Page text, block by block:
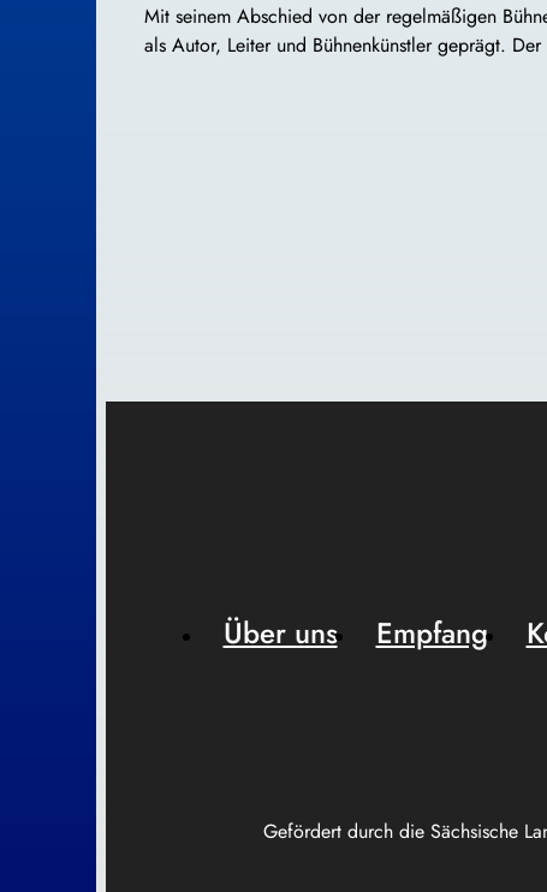
Mit seinem Abschied von der regelmäßigen
als Autor, Leiter und Bühnenkünstler geprägt.
Gefördert durch die Sächsische
Über uns Empfang